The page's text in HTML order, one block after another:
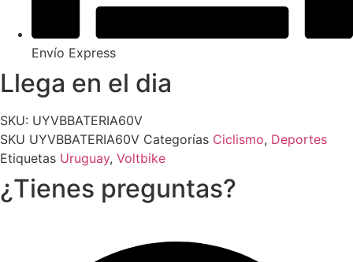
Envío Express
Llega en el dia
SKU: UYVBBATERIA60V
SKU UYVBBATERIA60V Categorías Ciclismo, Deportes
Etiquetas Uruguay, Voltbike
¿Tienes preguntas?